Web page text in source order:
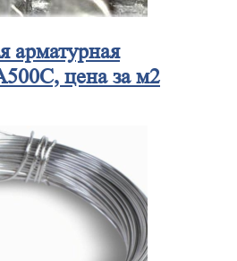
арматурная
цена за м2